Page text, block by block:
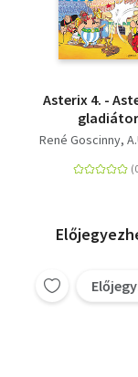
Asterix 4. -
gladiátor
René Goscinny